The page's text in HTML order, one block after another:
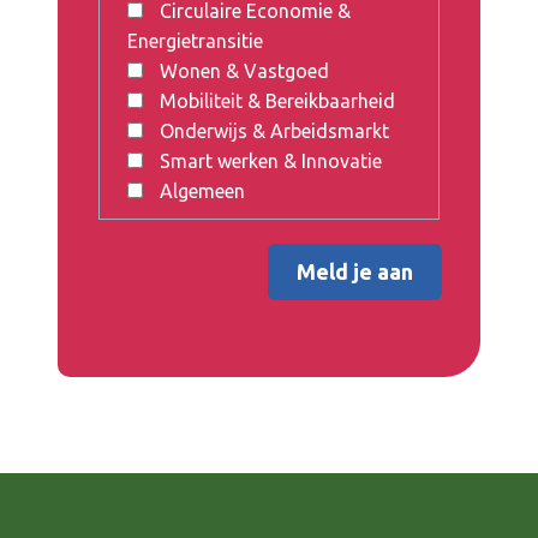
Circulaire Economie &
Energietransitie
Wonen & Vastgoed
Mobiliteit & Bereikbaarheid
Onderwijs & Arbeidsmarkt
Smart werken & Innovatie
Algemeen